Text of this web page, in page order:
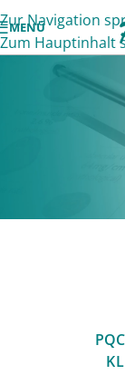
Zur Navigation
Zum Hauptinhalt
MENÜ